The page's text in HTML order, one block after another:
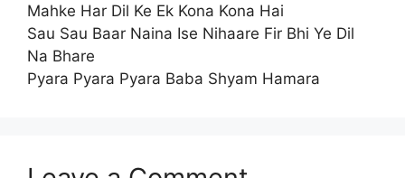
Mahke Har Dil Ke Ek Kona Kona Hai
Sau Sau Baar Naina Ise Nihaare Fir Bhi Ye Dil
Na Bhare
Pyara Pyara Pyara Baba Shyam Hamara